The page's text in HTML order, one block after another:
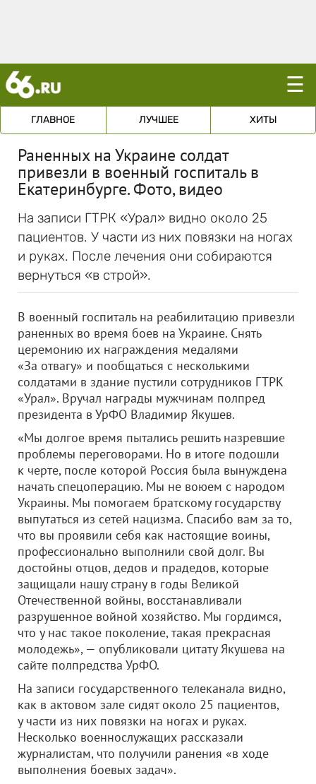
☰
ГЛАВНОЕ ЛУЧШЕЕ ХИТЫ
Раненных на Украине солдат
привезли в военный госпиталь в
Екатеринбурге. Фото, видео
На записи ГТРК «Урал» видно около 25
пациентов. У части из них повязки на ногах
и руках. После лечения они собираются
вернуться «в строй».
В военный госпиталь на реабилитацию привезли
раненных во время боев на Украине. Снять
церемонию их награждения медалями
«За отвагу» и пообщаться с несколькими
солдатами в здание пустили сотрудников ГТРК
«Урал». Вручал награды мужчинам полпред
президента в УрФО Владимир Якушев.
«Мы долгое время пытались решить назревшие
проблемы переговорами. Но в итоге подошли
к черте, после которой Россия была вынуждена
начать спецоперацию. Мы не воюем с народом
Украины. Мы помогаем братскому государству
выпутаться из сетей нацизма. Спасибо вам за то,
что вы проявили себя как настоящие воины,
профессионально выполнили свой долг. Вы
достойны отцов, дедов и прадедов, которые
защищали нашу страну в годы Великой
Отечественной войны, восстанавливали
разрушенное войной хозяйство. Мы гордимся,
что у нас такое поколение, такая прекрасная
молодежь», — опубликовали цитату Якушева на
сайте полпредства УрФО.
На записи государственного телеканала видно,
как в актовом зале сидят около 25 пациентов,
у части из них повязки на ногах и руках.
Несколько военнослужащих рассказали
журналистам, что получили ранения «в ходе
выполнения боевых задач».